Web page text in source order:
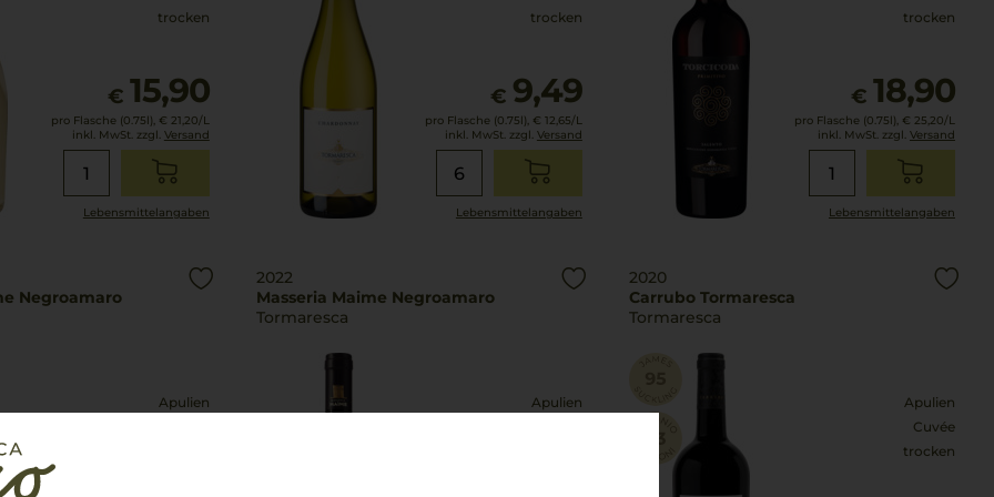
trocken
€ 15,90
pro Flasche (0.75l), € 21,20/L
inkl. MwSt. zzgl. Versand
Lebensmittel­angaben
trocken
€ 9,49
pro Flasche (0.75l), € 12,65/L
inkl. MwSt. zzgl. Versand
Lebensmittel­angaben
trocken
€ 18,90
pro Flasche (0.75l), € 25,20/L
inkl. MwSt. zzgl. Versand
Lebensmittel­angaben
Negroamaro
Apulien
2022
Masseria Maime Negroamaro
Tormaresca
Apulien
2020
Carrubo Tormaresca
Tormaresca
Apulien
Cuvée
trocken